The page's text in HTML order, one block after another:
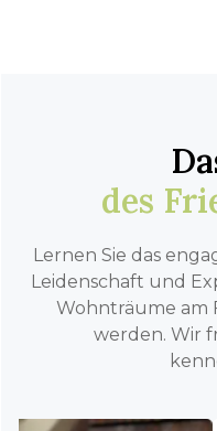
des
Lernen Sie das
Leidenschaft und
Wohnträume am
werden. Wir